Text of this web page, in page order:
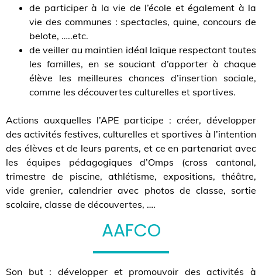
de participer à la vie de l’école et également à la
vie des communes : spectacles, quine, concours de
belote, …..etc.
de veiller au maintien idéal laïque respectant toutes
les familles, en se souciant d’apporter à chaque
élève les meilleures chances d’insertion sociale,
comme les découvertes culturelles et sportives.
Actions auxquelles l’APE participe : créer, développer
des activités festives, culturelles et sportives à l’intention
des élèves et de leurs parents, et ce en partenariat avec
les équipes pédagogiques d’Omps (cross cantonal,
trimestre de piscine, athlétisme, expositions, théâtre,
vide grenier, calendrier avec photos de classe, sortie
scolaire, classe de découvertes, ….
AAFCO
Son but : développer et promouvoir des activités à